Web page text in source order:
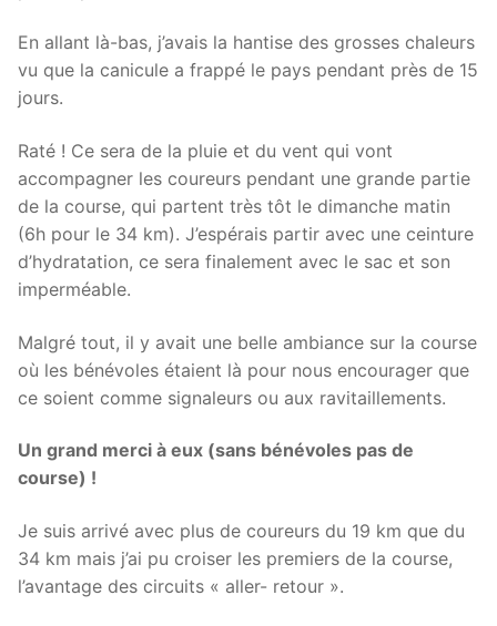
En allant là-bas, j’avais la hantise des grosses chaleurs
vu que la canicule a frappé le pays pendant près de 15
jours.
Raté ! Ce sera de la pluie et du vent qui vont
accompagner les coureurs pendant une grande partie
de la course, qui partent très tôt le dimanche matin
(6h pour le 34 km). J’espérais partir avec une ceinture
d’hydratation, ce sera finalement avec le sac et son
imperméable.
Malgré tout, il y avait une belle ambiance sur la course
où les bénévoles étaient là pour nous encourager que
ce soient comme signaleurs ou aux ravitaillements.
Un grand merci à eux (sans bénévoles pas de
course) !
Je suis arrivé avec plus de coureurs du 19 km que du
34 km mais j’ai pu croiser les premiers de la course,
l’avantage des circuits « aller- retour ».